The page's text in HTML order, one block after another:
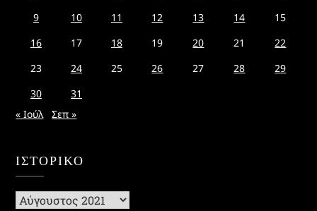
9
10 11 12 13 14
15
16
17 18 19 20 21
22
23
24 25 26 27 28
29
30
31
« Ιούλ
Σεπ »
ΙΣΤΟΡΙΚΌ
Ιστορικό